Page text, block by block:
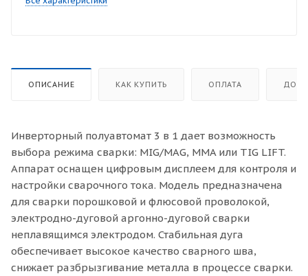
ОПИСАНИЕ КАК КУПИТЬ ОПЛАТА
Инверторный полуавтомат 3 в 1 дает возможность
выбора режима сварки: MIG/MAG, MMA или TIG LIFT.
Аппарат оснащен цифровым дисплеем для контроля и
настройки сварочного тока. Модель предназначена
для сварки порошковой и флюсовой проволокой,
электродно-дуговой аргонно-дуговой сварки
неплавящимся электродом. Стабильная дуга
обеспечивает высокое качество сварного шва,
снижает разбрызгивание металла в процессе сварки.